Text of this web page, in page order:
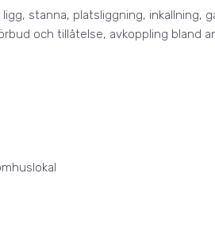
stanna, platsliggning, inkallning,
och tillåtelse, avkoppling bland